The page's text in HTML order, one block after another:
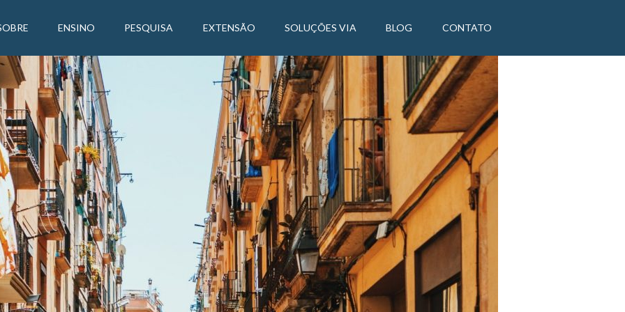
ENSINO PESQUISA EXTENSÃO SOLUÇÕES VIA BLOG CONTATO